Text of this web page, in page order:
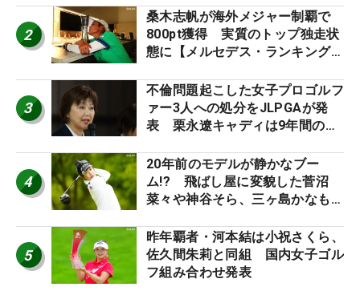
2
桑木志帆が海外メジャー制覇で
800pt獲得 実質のトップ独走状
態に【メルセデス・ランキング番
3
不倫問題起こした女子プロゴルフ
ァー3人への処分をJLPGAが発
表 栗永遼キャディは9年間の立
4
20年前のモデルが静かなブー
ム!? 飛ばし屋に変貌した菅沼
菜々や神谷そら、三ヶ島かなも使
ロたちの“飛ばしギア”】
5
昨年覇者・河本結は小祝さくら、
佐久間朱莉と同組 国内女子ゴル
フ組み合わせ発表